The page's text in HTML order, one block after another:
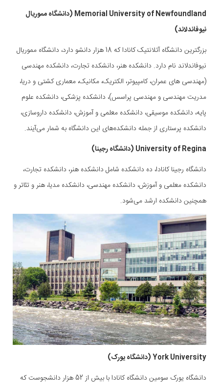
Memorial University of Newfoundland (دانشگاه مموریال
نیوفاندلاند)
بزرگترین دانشگاه آتلانتیک کانادا که 18 هزار دانشو دارد، دانشگاه مموریال
نیوفاندلاند نام دارد. دانشکده هنر، دانشکده تجارت، دانشکده مهندسی
(مهندسی های عمران، کامپیوتر، الکتریک، مکانیک، معماری کشتی و دریا،
مدریت مهندسی و مهندسی پراسس)، دانشکده پزشکی، دانشکده علوم
پایه، دانشکده موسیقی، دانشکده معلمی و آموزش، دانشکده داروسازی،
دانشکده پرستاری از جمله دانشکده‌های این دانشگاه به شمار می‌آیند.
University of Regina (دانشگاه رجینا)
دانشگاه رجینا کانادا، ده دانشکده شامل دانشکده هنر، دانشکده تجارت،
دانشکده معلمی و آموزش، دانشکده مهندسی، دانشکده مدیا، هنر و تئاتر و
همچنین دانشکده ارشد می‌شود.
York University (دانشگاه یورک)
دانشگاه یورک سومین دانشگاه کانادا با بیش از 52 هزار دانشجوست که